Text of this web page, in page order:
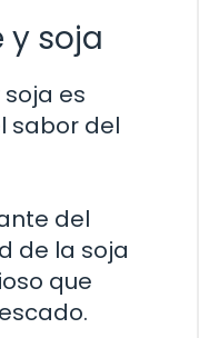
y soja
es
sabor del
del
de la soja
que